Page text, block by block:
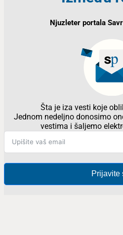
Njuzleter portala
Šta je iza vesti koje
Jednom nedeljno donosimo
vestima i šaljemo
Prijavite